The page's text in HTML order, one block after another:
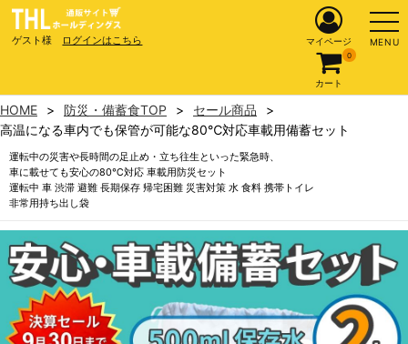
ゲスト様 ログインはこちら MENU
マイページ
カート
0
HOME 防災・備蓄食TOP
セール商品
高温になる車内でも保管が可能な80℃対応車載用備蓄セット
運転中の災害や長時間の足止め・立ち往生といった緊急時、
車に載せても安心の80℃対応 車載用防災セット
運転中 車 渋滞 避難 長期保存 帰宅困難 災害対策 水 食料 携帯トイレ
非常用持ち出し袋